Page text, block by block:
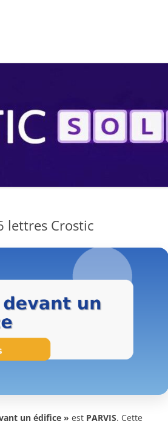
lettres Crostic
un édifice » est PARVIS. Cette